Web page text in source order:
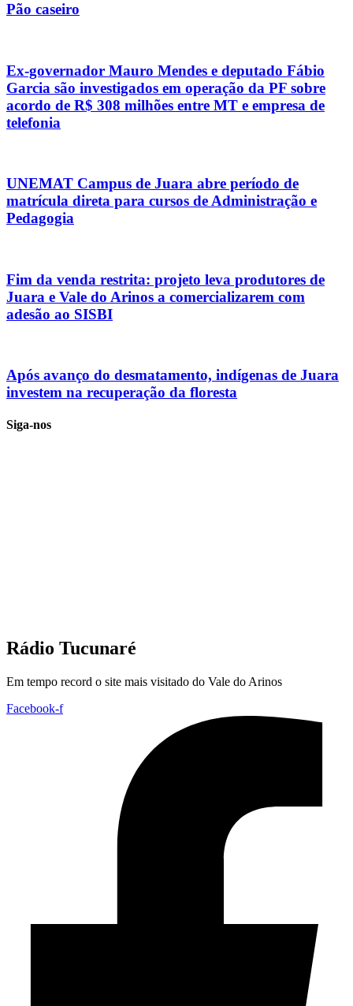
Pão caseiro
Ex-governador Mauro Mendes e deputado Fábio
Garcia são investigados em operação da PF sobre
acordo de R$ 308 milhões entre MT e empresa de
telefonia
UNEMAT Campus de Juara abre período de
matrícula direta para cursos de Administração e
Pedagogia
Fim da venda restrita: projeto leva produtores de
Juara e Vale do Arinos a comercializarem com
adesão ao SISBI
Após avanço do desmatamento, indígenas de Juara
investem na recuperação da floresta
Siga-nos
Rádio Tucunaré
Em tempo record o site mais visitado do Vale do Arinos
Facebook-f